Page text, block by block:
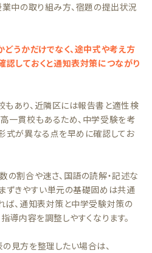
業中の取り組み方、宿題の提出状況
どうかだけでなく、途中式や考え方
認しておくと通知表対策につながり
あり、近隣区には報告書と適性検
一貫校もあるため、中学受験を考
式が異なる点を早めに確認してお
の割合や速さ、国語の読解・記述な
ずきやすい単元の基礎固めは共通
ば、通知表対策と中学受験対策の
導内容を調整しやすくなります。
見方を整理したい場合は、